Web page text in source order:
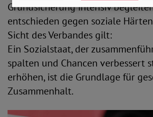
Grundsicherung intensiv
entschieden gegen soziale
Sicht des Verbandes gilt:
Ein Sozialstaat, der
spalten und Chancen verbessert
erhöhen, ist die Grundlage für
Zusammenhalt.